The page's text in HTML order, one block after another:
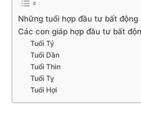
Những tuổi hợp đầu tư bất động
Các con giáp hợp đầu tư bất
Tuổi Tý
Tuổi Dần
Tuổi Thìn
Tuổi Tỵ
Tuổi Hợi